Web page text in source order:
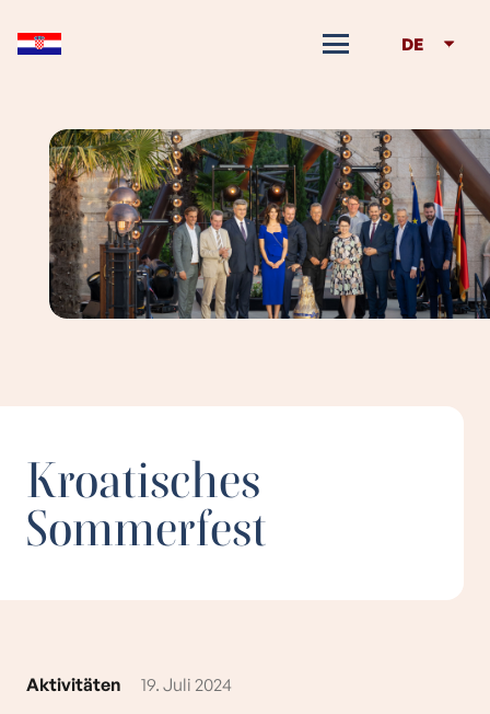
DE
Kroatisches
Sommerfest
Aktivitäten 19. Juli 2024